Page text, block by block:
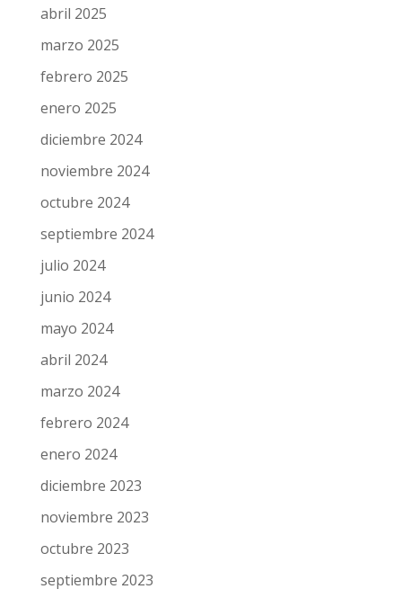
mayo 2025
abril 2025
marzo 2025
febrero 2025
enero 2025
diciembre 2024
noviembre 2024
octubre 2024
septiembre 2024
julio 2024
junio 2024
mayo 2024
abril 2024
marzo 2024
febrero 2024
enero 2024
diciembre 2023
noviembre 2023
octubre 2023